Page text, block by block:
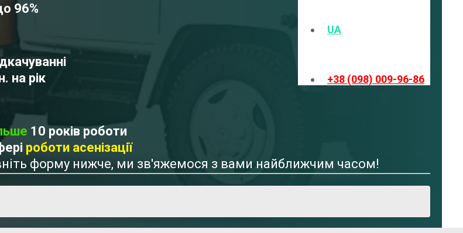
UA
+38 (098) 009-96-86
96%
на рік
10 років роботи
роботи асенізації
форму нижче, ми зв'яжемося з вами найближчим часом!